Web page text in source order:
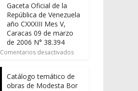
Gaceta Oficial de la
República de Venezuela
año CXXXIII Mes V,
Caracas 09 de marzo
de 2006 N° 38.394
Comentarios desactivados
Catálogo temático de
obras de Modesta Bor